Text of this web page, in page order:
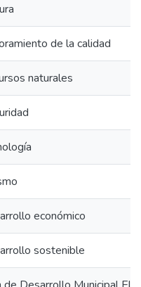
de la calidad
naturales
económico
sostenible